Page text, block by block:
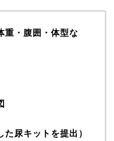
重・腹囲・体型な
尿キットを提出）